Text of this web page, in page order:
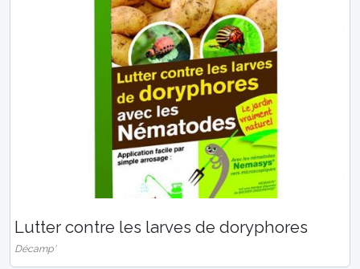
Lutter contre les larves de doryphores
Décamp'